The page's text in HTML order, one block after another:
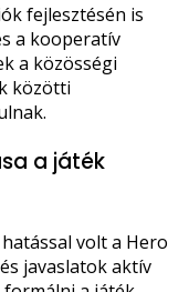
fejlesztésén is
a kooperatív
a közösségi
közötti
a játék
volt a Hero
javaslatok aktív